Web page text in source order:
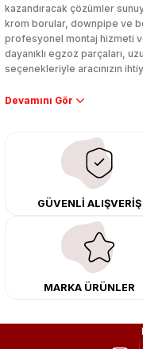
kazandıracak çözümler
krom borular, downpipe ve
profesyonel montaj hizmeti
dayanıklı egzoz parçaları,
seçenekleriyle aracınızın
Performans artışı isteyen
çıkma orijinal ürünler ile
tasarımını ve
Tüm ürünlerimiz orijinal,
merkezimizde profesyonel
kargo ile teslimat
adres: Egzoz Sepeti.
GÜVENLİ ALIŞVERİŞ
MARKA ÜRÜNLER